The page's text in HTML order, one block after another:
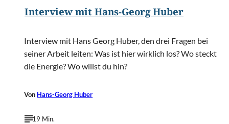
Interview mit Hans-Georg Huber
Interview mit Hans Georg Huber, den drei Fragen bei
seiner Arbeit leiten: Was ist hier wirklich los? Wo steckt
die Energie? Wo willst du hin?
Von Hans-Georg Huber
19 Min.